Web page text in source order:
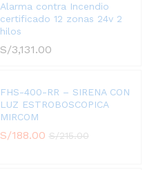
Alarma contra Incendio
certificado 12 zonas 24v 2
hilos
S/3,131.00
FHS-400-RR – SIRENA CON
LUZ ESTROBOSCOPICA
MIRCOM
S/188.00 S/215.00